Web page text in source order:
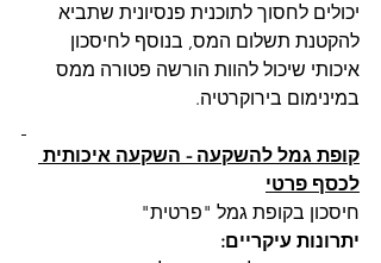
יכולים לחסוך לתוכנית פנסיונית שתביא
להקטנת תשלום המס, בנוסף לחיסכון
איכותי שיכול להוות הורשה פטורה ממס
במינימום בירוקרטיה.
קופת גמל להשקעה - השקעה איכותית
לכסף פרטי
חיסכון בקופת גמל "פרטית"
יתרונות עיקריים: